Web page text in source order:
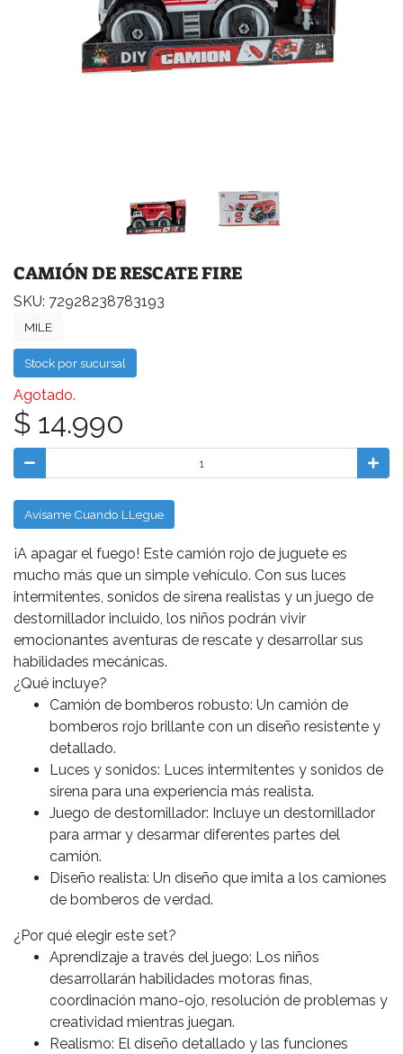
CAMIÓN DE RESCATE FIRE
SKU: 72928238783193
MILE
Stock por sucursal
Agotado.
$ 14.990
Avísame Cuando LLegue
¡A apagar el fuego! Este camión rojo de juguete es
mucho más que un simple vehículo. Con sus luces
intermitentes, sonidos de sirena realistas y un juego de
destornillador incluido, los niños podrán vivir
emocionantes aventuras de rescate y desarrollar sus
habilidades mecánicas.
¿Qué incluye?
Camión de bomberos robusto: Un camión de
bomberos rojo brillante con un diseño resistente y
detallado.
Luces y sonidos: Luces intermitentes y sonidos de
sirena para una experiencia más realista.
Juego de destornillador: Incluye un destornillador
para armar y desarmar diferentes partes del
camión.
Diseño realista: Un diseño que imita a los camiones
de bomberos de verdad.
¿Por qué elegir este set?
Aprendizaje a través del juego: Los niños
desarrollarán habilidades motoras finas,
coordinación mano-ojo, resolución de problemas y
creatividad mientras juegan.
Realismo: El diseño detallado y las funciones